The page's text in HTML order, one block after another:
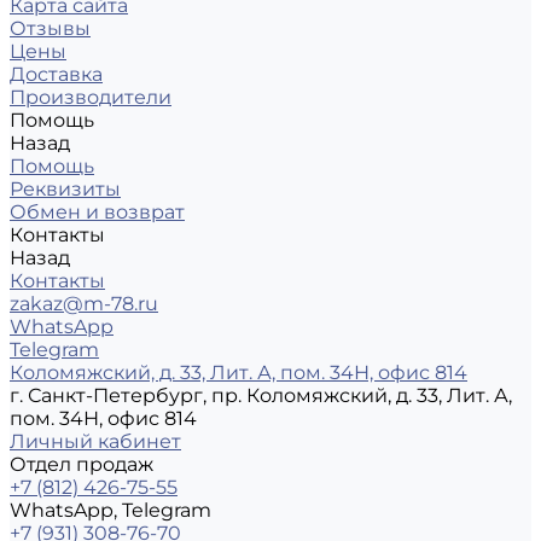
Карта сайта
Отзывы
Цены
Доставка
Производители
Помощь
Назад
Помощь
Реквизиты
Обмен и возврат
Контакты
Назад
Контакты
zakaz@m-78.ru
WhatsApp
Telegram
Коломяжский, д. 33, Лит. А, пом. 34Н, офис 814
г. Санкт-Петербург, пр. Коломяжский, д. 33, Лит. А,
пом. 34Н, офис 814
Личный кабинет
Отдел продаж
+7 (812) 426-75-55
WhatsApp, Telegram
+7 (931) 308-76-70